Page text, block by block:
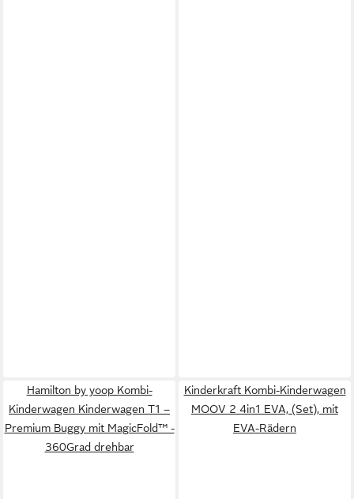
Hamilton by yoop Kombi-
Kinderwagen Kinderwagen T1 –
Premium Buggy mit MagicFold™ -
360Grad drehbar
Kinderkraft Kombi-Kinderwagen
MOOV 2 4in1 EVA, (Set), mit
EVA-Rädern